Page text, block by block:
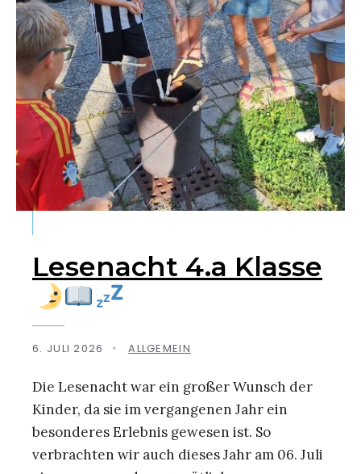
Lesenacht 4.a Klasse
6. JULI 2026 • ALLGEMEIN
Die Lesenacht war ein großer Wunsch der
Kinder, da sie im vergangenen Jahr ein
besonderes Erlebnis gewesen ist. So
verbrachten wir auch dieses Jahr am 06. Juli